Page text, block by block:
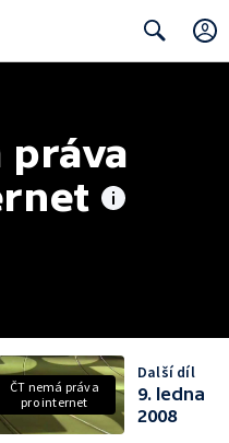
práva
ČT nemá práva
pro internet
Další díl
9. ledna
2008